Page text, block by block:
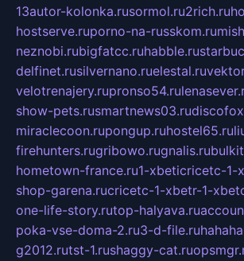
13autor-kolonka.rusormol.ru2rich.ru
hostserve.ruporno-na-russkom.ru
neznobi.rubigfatcc.ruhabble.ru
delfinet.rusilvernano.ruelestal.ru
velotrenajery.rupronso54.ru
show-pets.rusmartnews03.ru
miraclecoon.rupongup.ruhostel65.ru
firehunters.rugribowo.rugnalis.ru
hometown-france.ru1-xbeticricetc-1-
shop-garena.rucricetc-1-xbetr-1-
one-life-story.rutop-halyava.ru
poka-vse-doma-2.ru3-d-file.ru
g2012.rutst-1.rushaggy-cat.ru